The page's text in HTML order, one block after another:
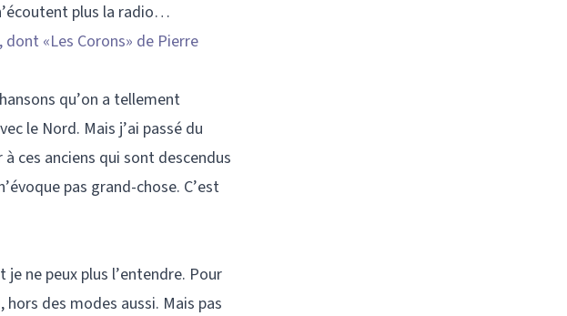
plus la radio…
«Les Corons» de Pierre
qu’on a tellement
le Nord. Mais j’ai passé du
ces anciens qui sont descendus
pas grand-chose. C’est
ne peux plus l’entendre. Pour
des modes aussi. Mais pas